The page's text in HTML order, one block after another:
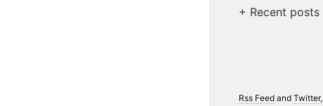
+ Recent posts
Rss Feedand Twitter,